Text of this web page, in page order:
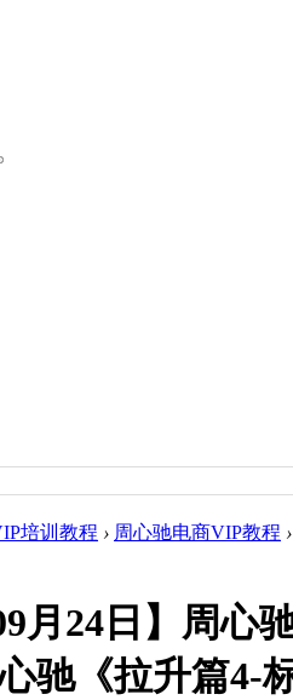
培训教程 › 周心驰电商VIP教程 ›
09月24日】周
驰《拉升篇4-